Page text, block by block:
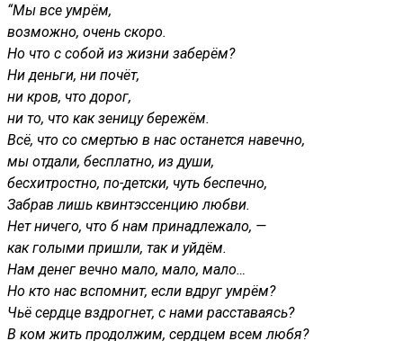
“Мы все умрём,
возможно, очень скоро.
Но что с собой из жизни заберём?
Ни деньги, ни почёт,
ни кров, что дорог,
ни то, что как зеницу бережём.
Всё, что со смертью в нас останется навечно,
мы отдали, бесплатно, из души,
бесхитростно, по-детски, чуть беспечно,
Забрав лишь квинтэссенцию любви.
Нет ничего, что б нам принадлежало, —
как голыми пришли, так и уйдём.
Нам денег вечно мало, мало, мало…
Но кто нас вспомнит, если вдруг умрём?
Чьё сердце вздрогнет, с нами расставаясь?
В ком жить продолжим, сердцем всем любя?